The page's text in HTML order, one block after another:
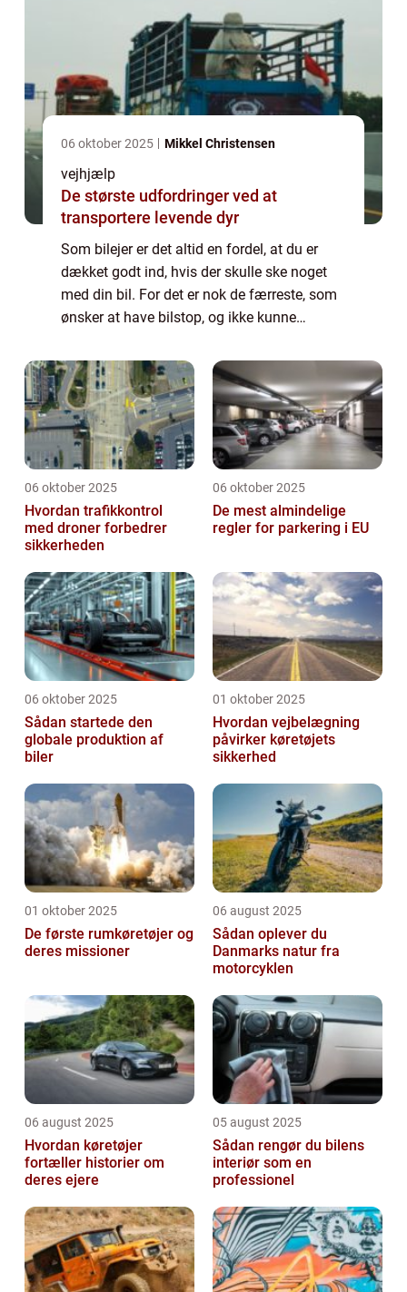
06 oktober 2025 Mikkel Christensen
vejhjælp
De største udfordringer ved at
transportere levende dyr
Som bilejer er det altid en fordel, at du er
dækket godt ind, hvis der skulle ske noget
med din bil. For det er nok de færreste, som
ønsker at have bilstop, og ikke kunne
hjælpenikke være langt væk, hvis din bil er
gåe...
06 oktober 2025
Hvordan trafikkontrol
med droner forbedrer
sikkerheden
06 oktober 2025
De mest almindelige
regler for parkering i EU
06 oktober 2025
Sådan startede den
globale produktion af
biler
01 oktober 2025
Hvordan vejbelægning
påvirker køretøjets
sikkerhed
01 oktober 2025
De første rumkøretøjer og
deres missioner
06 august 2025
Sådan oplever du
Danmarks natur fra
motorcyklen
06 august 2025
Hvordan køretøjer
fortæller historier om
deres ejere
05 august 2025
Sådan rengør du bilens
interiør som en
professionel